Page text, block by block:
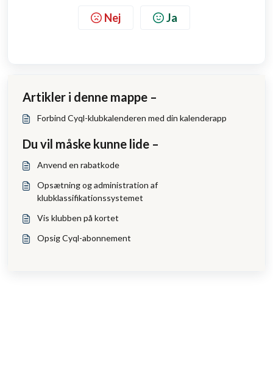
Nej Ja
Artikler i denne mappe –
Forbind Cyql-klubkalenderen med din kalenderapp
Du vil måske kunne lide –
Anvend en rabatkode
Opsætning og administration af
klubklassifikationssystemet
Vis klubben på kortet
Opsig Cyql-abonnement